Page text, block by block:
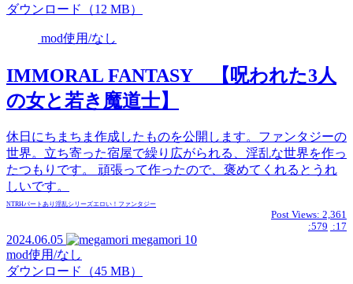
ダウンロード（12 MB）
mod使用/なし
IMMORAL FANTASY 【呪われた3人
の女と若き魔道士】
休日にちまちま作成したものを公開します。ファンタジーの
世界。立ち寄った宿屋で繰り広がられる、淫乱な世界を作っ
たつもりです。 頑張って作ったので、褒めてくれるとうれ
しいです。
NTRHパートあり 淫乱 シリーズエロい！ ファンタジー
Post Views: 2,361
:579 :17
2024.06.05 megamori 10
mod使用/なし
ダウンロード（45 MB）